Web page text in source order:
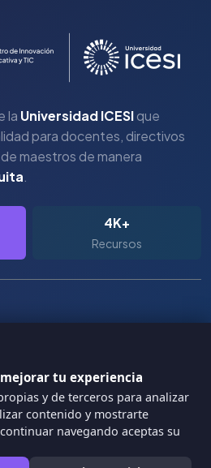
tu experiencia
y de terceros para analizar
contenido y mostrarte
navegando aceptas su
la Universidad ICESIque
para docentes, directivos
maestros de manera
.
4K+
Recursos
2026 - Universidad ICESI